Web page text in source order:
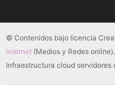
© Contenidos bajo licencia
Internet (Medios y Redes
Infraestructura cloud